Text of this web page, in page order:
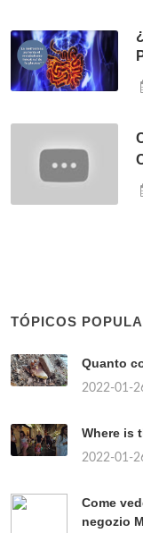
TÓPICOS
Quanto
2022-01-
Where is
2022-01-
Come
negozio